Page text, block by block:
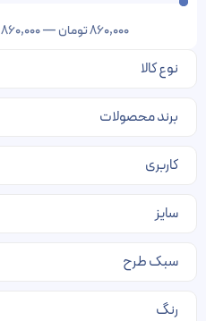
860,000تومان—
860,000